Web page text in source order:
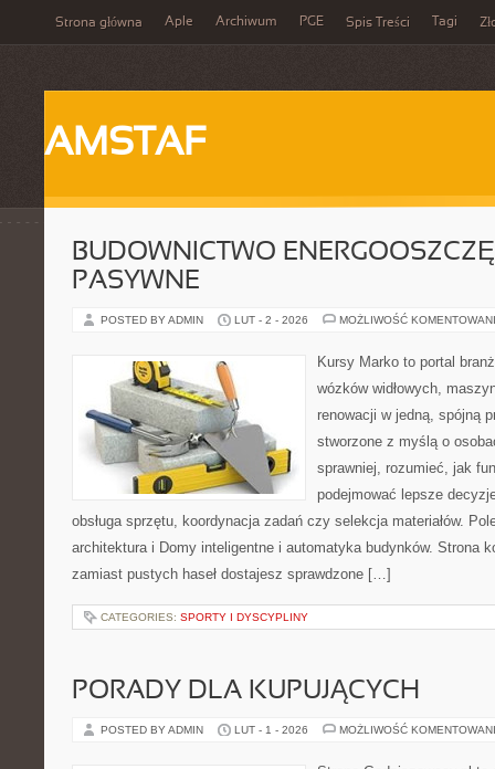
Strona główna Aple Archiwum PGE Spis Treści Tagi
AMSTAF
BUDOWNICTWO
PASYWNE
POSTED BY ADMIN LUT - 2 - 2026 MOŻLIWOŚĆ
Kursy Marko to portal
wózków widłowych,
renowacji w jedną, spójną
stworzone z myślą o
sprawniej, rozumieć, jak
podejmować lepsze
obsługa sprzętu, koordynacja zadań czy selekcja materiałów.
architektura i Domy inteligentne i automatyka budynków. Strona
zamiast pustych haseł dostajesz sprawdzone […]
CATEGORIES: SPORTY I DYSCYPLINY
PORADY DLA KUPUJĄCYCH
POSTED BY ADMIN LUT - 1 - 2026 MOŻLIWOŚĆ